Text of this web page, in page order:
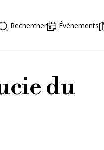
Rechercher Événements
du